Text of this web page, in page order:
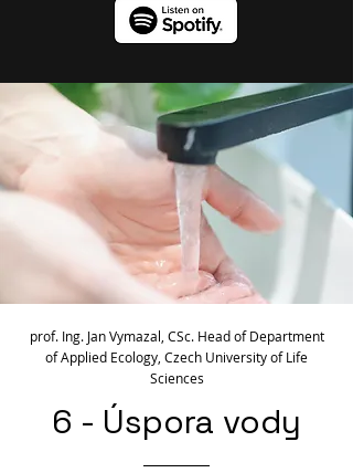
prof. Ing. Jan Vymazal, CSc. Head of Department
of Applied Ecology, Czech University of Life
Sciences
6 - Úspora vody